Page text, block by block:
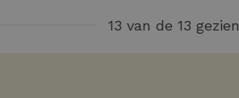
13 van de 13 gezien